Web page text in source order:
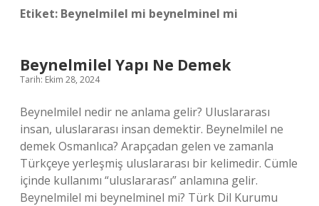
Etiket: Beynelmilel mi beynelminel mi
Beynelmilel Yapı Ne Demek
Tarih: Ekim 28, 2024
Beynelmilel nedir ne anlama gelir? Uluslararası
insan, uluslararası insan demektir. Beynelmilel ne
demek Osmanlıca? Arapçadan gelen ve zamanla
Türkçeye yerleşmiş uluslararası bir kelimedir. Cümle
içinde kullanımı “uluslararası” anlamına gelir.
Beynelmilel mi beynelminel mi? Türk Dil Kurumu